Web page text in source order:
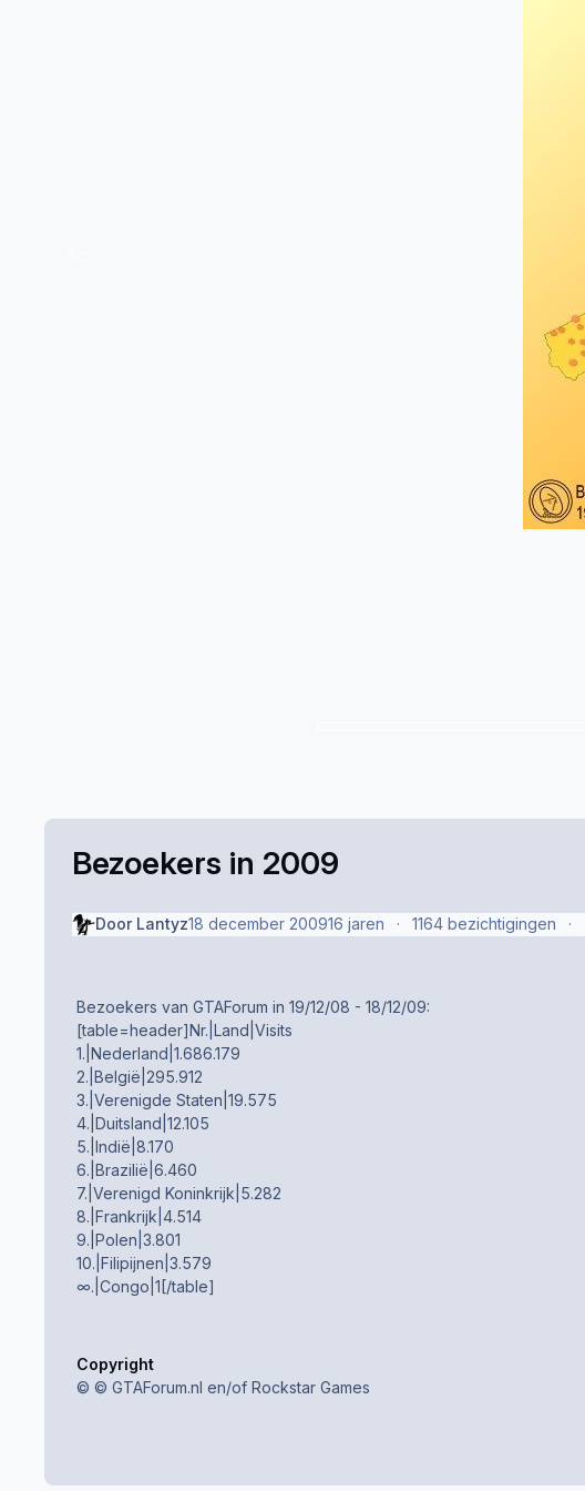
Bezoekers in 2009
Door Lantyz18 december 200916 jaren 1164 bezichtigingen
Bezoekers van GTAForum in 19/12/08 - 18/12/09:
[table=header]Nr.|Land|Visits
1.|Nederland|1.686.179
2.|België|295.912
3.|Verenigde Staten|19.575
4.|Duitsland|12.105
5.|Indië|8.170
6.|Brazilië|6.460
7.|Verenigd Koninkrijk|5.282
8.|Frankrijk|4.514
9.|Polen|3.801
10.|Filipijnen|3.579
∞.|Congo|1[/table]
Copyright
© © GTAForum.nl en/of Rockstar Games